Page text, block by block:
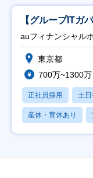
【グループITガ
auフィナンシャル
東京都
700万~1300万
正社員採用 土
産休・育休あり